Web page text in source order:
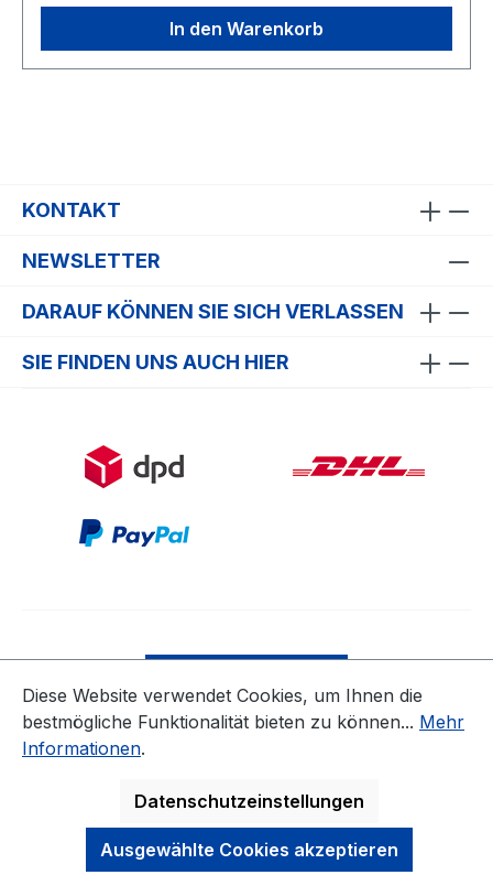
In den Warenkorb
KONTAKT
NEWSLETTER
DARAUF KÖNNEN SIE SICH VERLASSEN
SIE FINDEN UNS AUCH HIER
* Alle Preise inkl. gesetzl. Mehrwertsteuer zzgl.
Diese Website verwendet Cookies, um Ihnen die
bestmögliche Funktionalität bieten zu können... Mehr
Informationen.
Datenschutzeinstellungen
Ausgewählte Cookies akzeptieren